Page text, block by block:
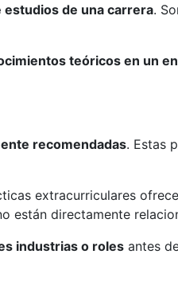
de una carrera.
teóricos en un
recomendadas. Estas
extracurriculares
están directamente
industrias o roles antes